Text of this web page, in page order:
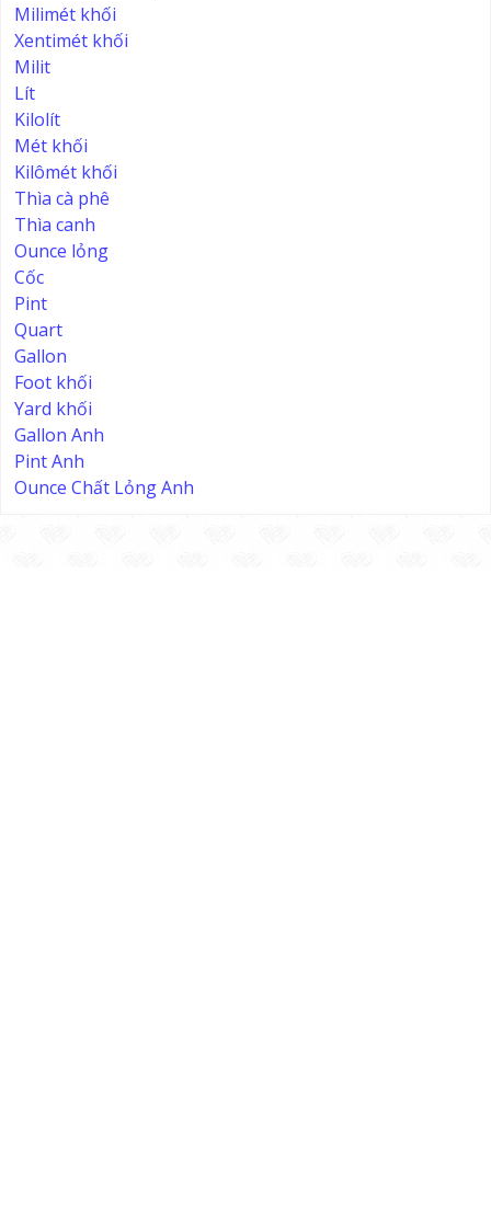
Milimét khối
Xentimét khối
Milit
Lít
Kilolít
Mét khối
Kilômét khối
Thìa cà phê
Thìa canh
Ounce lỏng
Cốc
Pint
Quart
Gallon
Foot khối
Yard khối
Gallon Anh
Pint Anh
Ounce Chất Lỏng Anh